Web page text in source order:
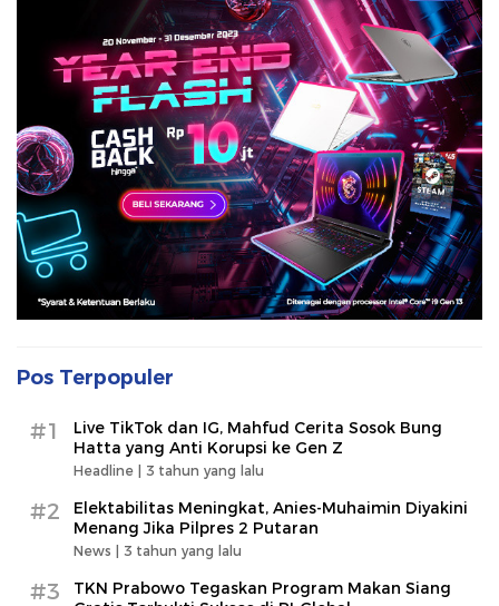
Pos Terpopuler
#1
Live TikTok dan IG, Mahfud Cerita Sosok Bung
Hatta yang Anti Korupsi ke Gen Z
Headline | 3 tahun yang lalu
#2
Elektabilitas Meningkat, Anies-Muhaimin Diyakini
Menang Jika Pilpres 2 Putaran
News | 3 tahun yang lalu
#3
TKN Prabowo Tegaskan Program Makan Siang